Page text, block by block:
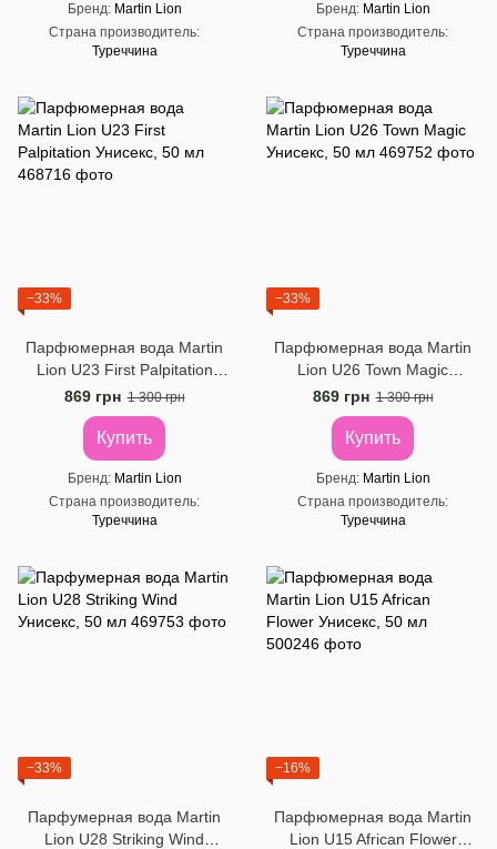
Бренд
Martin Lion
Страна производитель
Туреччина
Бренд
Martin Lion
Страна производитель
Туреччина
−33%
Парфюмерная вода Martin
Lion U23 First Palpitation
Унисекс, 50 ​​мл
869 грн 1 300 грн
Купить
Бренд
Martin Lion
Страна производитель
Туреччина
−33%
Парфюмерная вода Martin
Lion U26 Town Magic
Унисекс, 50 мл
869 грн 1 300 грн
Купить
Бренд
Martin Lion
Страна производитель
Туреччина
−33%
Парфумерная вода Martin
Lion U28 Striking Wind
−16%
Парфюмерная вода Martin
Lion U15 African Flower